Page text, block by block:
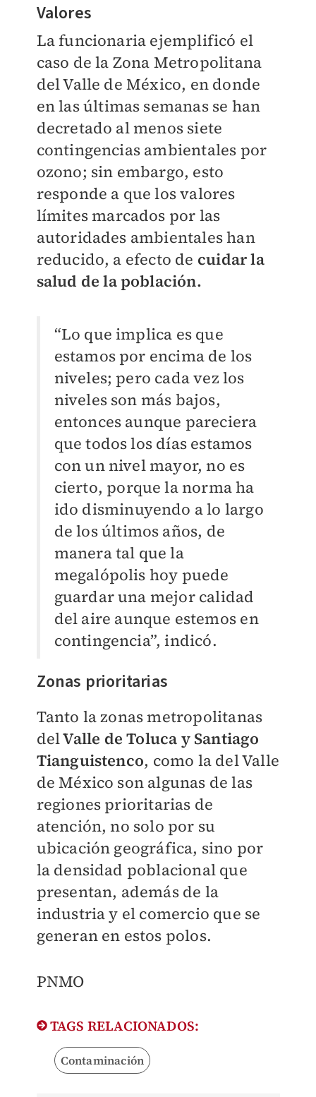
Valores
La funcionaria ejemplificó el
caso de la Zona Metropolitana
del Valle de México, en donde
en las últimas semanas se han
decretado al menos siete
contingencias ambientales por
ozono; sin embargo, esto
responde a que los valores
límites marcados por las
autoridades ambientales han
reducido, a efecto de cuidar la
salud de la población.
“Lo que implica es que
estamos por encima de los
niveles; pero cada vez los
niveles son más bajos,
entonces aunque pareciera
que todos los días estamos
con un nivel mayor, no es
cierto, porque la norma ha
ido disminuyendo a lo largo
de los últimos años, de
manera tal que la
megalópolis hoy puede
guardar una mejor calidad
del aire aunque estemos en
contingencia”, indicó.
Zonas prioritarias
Tanto la zonas metropolitanas
delValle de Toluca y Santiago
Tianguistenco, como la del Valle
de México son algunas de las
regiones prioritarias de
atención, no solo por su
ubicación geográfica, sino por
la densidad poblacional que
presentan, además de la
industria y el comercio que se
generan en estos polos.
PNMO
TAGS RELACIONADOS:
Contaminación